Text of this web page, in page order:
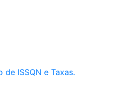
ISSQN e Taxas.